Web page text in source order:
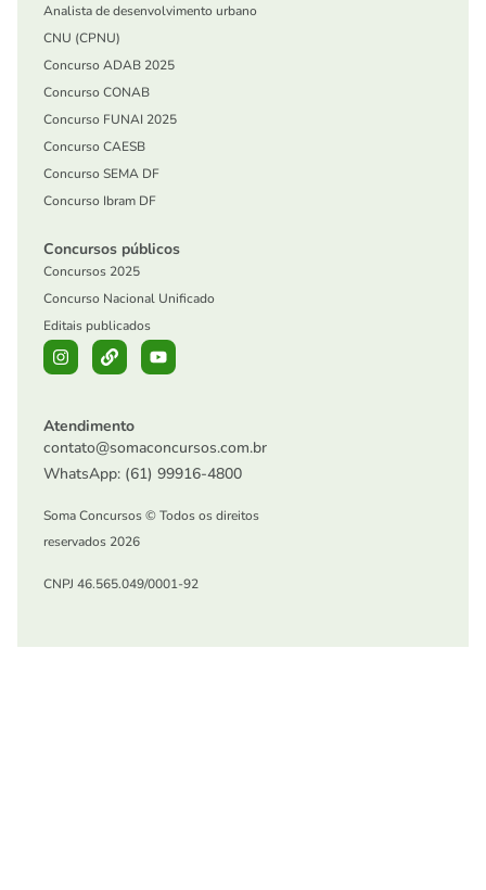
Analista de desenvolvimento urbano
CNU (CPNU)
Concurso ADAB 2025
Concurso CONAB
Concurso FUNAI 2025
Concurso CAESB
Concurso SEMA DF
Concurso Ibram DF
Concursos públicos
Concursos 2025
Concurso Nacional Unificado
Editais publicados
Atendimento
contato@somaconcursos.com.br
WhatsApp: (61) 99916-4800
Soma Concursos © Todos os direitos
reservados 2026
CNPJ 46.565.049/0001-92